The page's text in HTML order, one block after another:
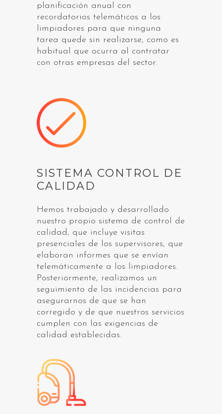
planificación anual con
recordatorios telemáticos a los
limpiadores para que ninguna
tarea quede sin realizarse, como es
habitual que ocurra al contratar
con otras empresas del sector.
SISTEMA CONTROL DE
CALIDAD
Hemos trabajado y desarrollado
nuestro propio sistema de control de
calidad, que incluye visitas
presenciales de los supervisores, que
elaboran informes que se envían
telemáticamente a los limpiadores.
Posteriormente, realizamos un
seguimiento de las incidencias para
asegurarnos de que se han
corregido y de que nuestros servicios
cumplen con las exigencias de
calidad establecidas.